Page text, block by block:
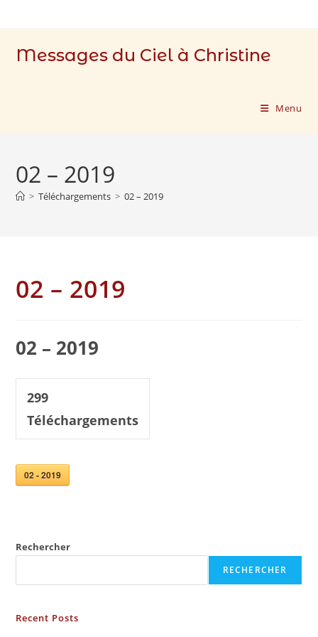
to
Messages du Ciel à Christine
Menu
02 – 2019
> Téléchargements > 02 – 2019
02 – 2019
02 – 2019
299
Téléchargements
02 - 2019
Rechercher
RECHERCHER
Recent Posts